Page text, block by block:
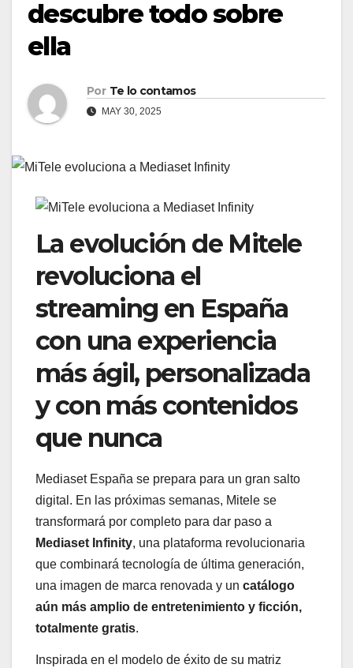
descubre todo sobre
ella
Por Te lo contamos
MAY 30, 2025
La evolución de Mitele
revoluciona el
streaming en España
con una experiencia
más ágil, personalizada
y con más contenidos
que nunca
Mediaset España se prepara para un gran salto
digital. En las próximas semanas, Mitele se
transformará por completo para dar paso a
Mediaset Infinity, una plataforma revolucionaria
que combinará tecnología de última generación,
una imagen de marca renovada y un catálogo
aún más amplio de entretenimiento y ficción,
totalmente gratis.
Inspirada en el modelo de éxito de su matriz